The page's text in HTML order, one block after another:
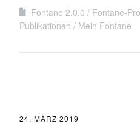
Fontane 2.0.0 Fontane-
Publikationen
Mein Fontane
24. MÄRZ 2019